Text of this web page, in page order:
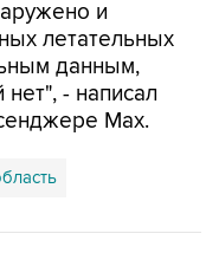
и
летательных
данным,
- написал
Max.